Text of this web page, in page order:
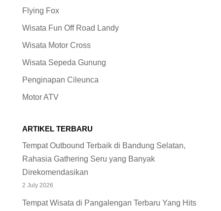
Flying Fox
Wisata Fun Off Road Landy
Wisata Motor Cross
Wisata Sepeda Gunung
Penginapan Cileunca
Motor ATV
ARTIKEL TERBARU
Tempat Outbound Terbaik di Bandung Selatan,
Rahasia Gathering Seru yang Banyak
Direkomendasikan
2 July 2026
Tempat Wisata di Pangalengan Terbaru Yang Hits